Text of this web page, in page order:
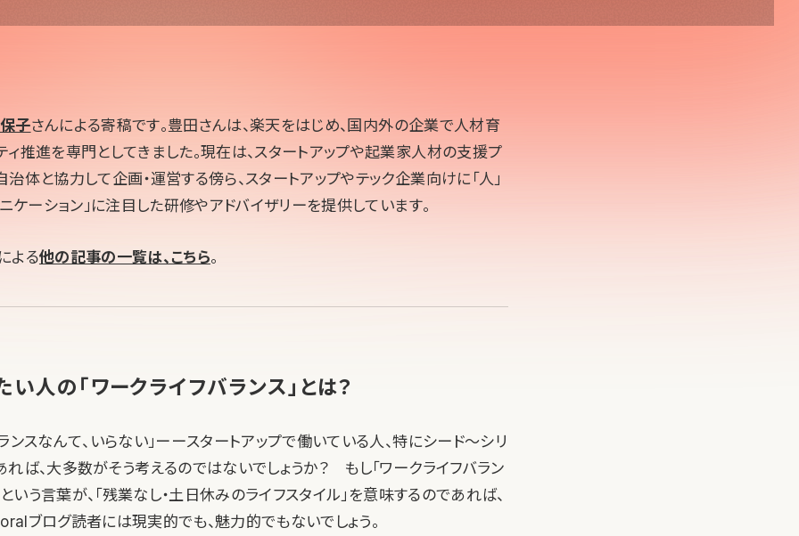
子さんによる寄稿です。豊田さんは、楽天をはじめ、国内外の企業で人材育
推進を専門としてきました。現在は、スタートアップや起業家人材の支援プ
体と協力して企画・運営する傍ら、スタートアップやテック企業向けに「人」
ニケーション」に注目した研修やアドバイザリーを提供しています。
よる他の記事の一覧は、こちら。
人の「ワークライフバランス」とは？
ンスなんて、いらない」ーースタートアップで働いている人、特にシード〜シリ
ば、大多数がそう考えるのではないでしょうか？ もし「ワークライフバラン
という言葉が、「残業なし・土日休みのライフスタイル」を意味するのであれば、
ブログ読者には現実的でも、魅力的でもないでしょう。